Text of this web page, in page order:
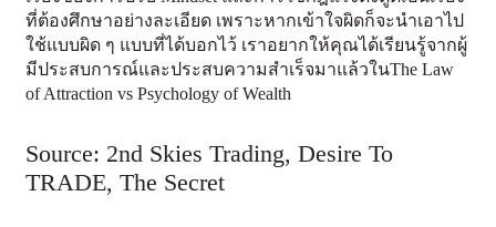
ที่ต้องศึกษาอย่างละเอียด เพราะหากเข้าใจผิดก็จะนำเอาไป
ใช้แบบผิด ๆ แบบที่ได้บอกไว้ เราอยากให้คุณได้เรียนรู้จากผู้
มีประสบการณ์และประสบความสำเร็จมาแล้วในThe Law
of Attraction vs Psychology of Wealth
Source: 2nd Skies Trading, Desire To
TRADE, The Secret